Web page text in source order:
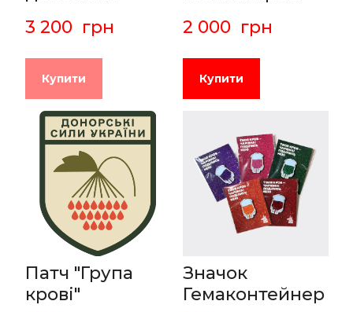
3 200  грн
Купити
2 000  грн
Купити
Патч "Група
крові"
Значок
Гемаконтейнер